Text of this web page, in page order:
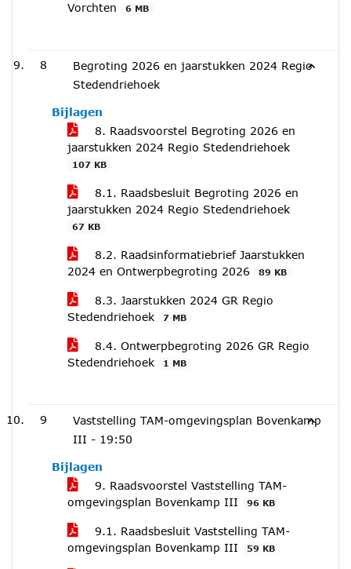
Vorchten
6 MB
8
Begroting 2026 en jaarstukken 2024 Regio
Stedendriehoek
Bijlagen
8. Raadsvoorstel Begroting 2026 en
jaarstukken 2024 Regio Stedendriehoek
107 KB
8.1. Raadsbesluit Begroting 2026 en
jaarstukken 2024 Regio Stedendriehoek
67 KB
8.2. Raadsinformatiebrief Jaarstukken
2024 en Ontwerpbegroting 2026
89 KB
8.3. Jaarstukken 2024 GR Regio
Stedendriehoek
7 MB
8.4. Ontwerpbegroting 2026 GR Regio
Stedendriehoek
1 MB
9
Vaststelling TAM-omgevingsplan Bovenkamp
III - 19:50
Bijlagen
9. Raadsvoorstel Vaststelling TAM-
omgevingsplan Bovenkamp III
96 KB
9.1. Raadsbesluit Vaststelling TAM-
omgevingsplan Bovenkamp III
59 KB